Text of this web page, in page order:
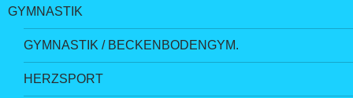
GYMNASTIK
GYMNASTIK / BECKENBODENGYM.
HERZSPORT